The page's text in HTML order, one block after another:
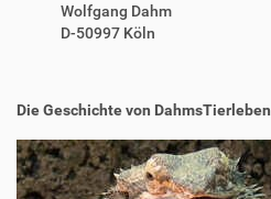
Wolfgang Dahm
D-50997 Köln
Die Geschichte von DahmsTierleben